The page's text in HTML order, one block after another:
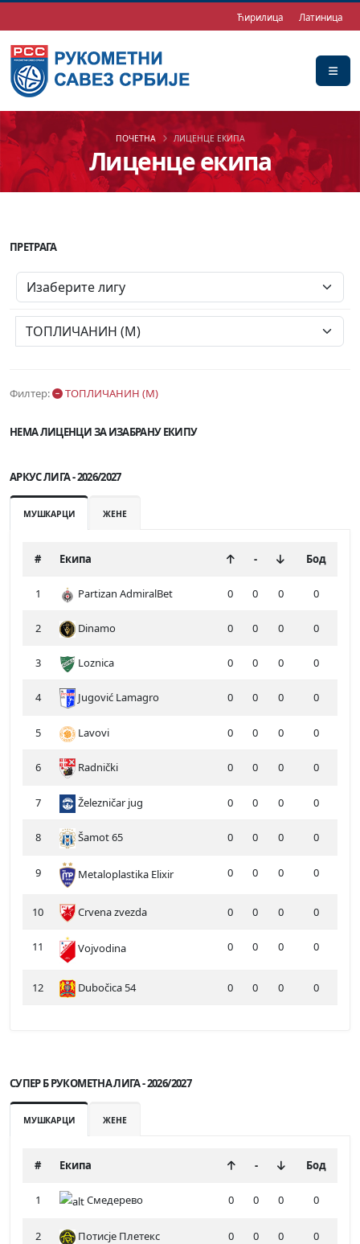
Ћирилица Латиница
Лиценце екипа
ПОЧЕТНА ЛИЦЕНЦЕ ЕКИПА
Филтер: ТОПЛИЧАНИН (М)
НЕМА ЛИЦЕНЦИ ЗА ИЗАБРАНУ ЕКИПУ
ПРЕТРАГА
АРКУС ЛИГА - 2026/2027
МУШКАРЦИ ЖЕНЕ
# Екипа - Бод
1 Partizan AdmiralBet 0 0 0 0
2 Dinamo 0 0 0 0
3 Loznica 0 0 0 0
4 Jugović Lamagro 0 0 0 0
5 Lavovi 0 0 0 0
6 Radnički 0 0 0 0
7 Železničar jug 0 0 0 0
8 Šamot 65 0 0 0 0
9 Metaloplastika Elixir 0 0 0 0
10 Crvena zvezda 0 0 0 0
11 Vojvodina 0 0 0 0
12 Dubočica 54 0 0 0 0
СУПЕР Б РУКОМЕТНА ЛИГА - 2026/2027
МУШКАРЦИ ЖЕНЕ
# Екипа - Бод
1 Смедерево 0 0 0 0
2 Потисје Плетекс 0 0 0 0